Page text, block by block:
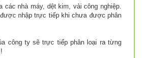
các nhà máy, dệt kim, vải công nghiệp.
nhập trực tiếp khi chưa được phân
công ty sẽ trực tiếp phân loại ra từng